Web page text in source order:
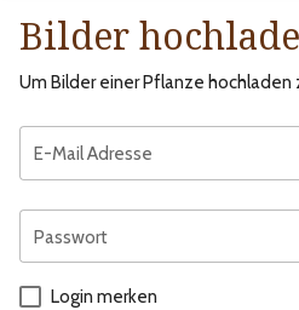
Bilder
Um Bilder einer Pflanze
E-Mail Adresse
Passwort
Login merken